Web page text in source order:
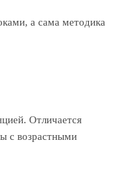
а сама методика
Отличается
с возрастными